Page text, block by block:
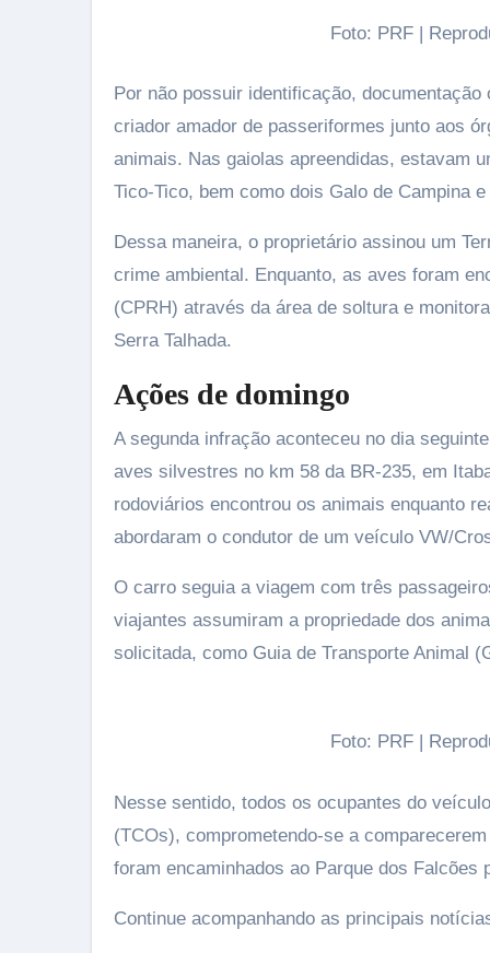
Foto: PRF |
Por não possuir identificação,
criador amador de passeriformes junto aos
animais. Nas gaiolas apreendidas, estavam
Tico-Tico, bem como dois Galo de Campina
Dessa maneira, o proprietário assinou um
crime ambiental. Enquanto, as aves foram
(CPRH) através da área de soltura e
Serra Talhada.
Ações de domingo
A segunda infração aconteceu no dia
aves silvestres no km 58 da BR-235, em
rodoviários encontrou os animais enquanto
abordaram o condutor de um veículo VW/
O carro seguia a viagem com três
viajantes assumiram a propriedade dos
solicitada, como Guia de Transporte Animal
Foto: PRF |
Nesse sentido, todos os ocupantes do
(TCOs), comprometendo-se a
foram encaminhados ao Parque dos Falcões
Continue acompanhando as principais